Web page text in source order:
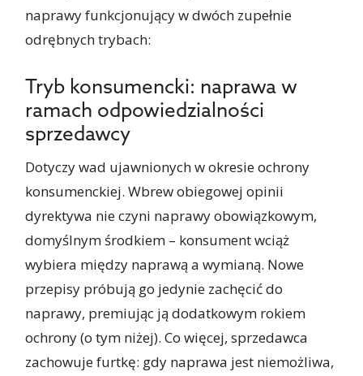
naprawy funkcjonujący w dwóch zupełnie
odrębnych trybach:
Tryb konsumencki: naprawa w
ramach odpowiedzialności
sprzedawcy
Dotyczy wad ujawnionych w okresie ochrony
konsumenckiej. Wbrew obiegowej opinii
dyrektywa nie czyni naprawy obowiązkowym,
domyślnym środkiem – konsument wciąż
wybiera między naprawą a wymianą. Nowe
przepisy próbują go jedynie zachęcić do
naprawy, premiując ją dodatkowym rokiem
ochrony (o tym niżej). Co więcej, sprzedawca
zachowuje furtkę: gdy naprawa jest niemożliwa,